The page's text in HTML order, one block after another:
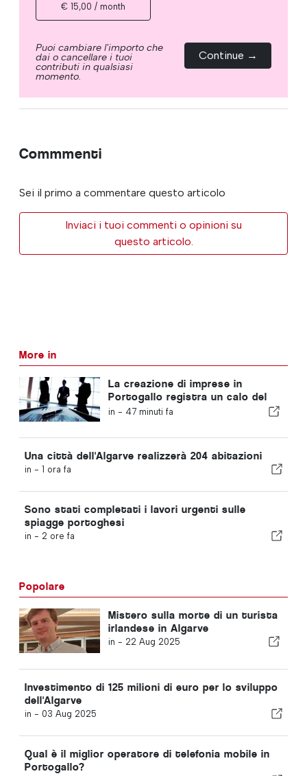
€ 15,00 / month
Puoi cambiare l'importo che
dai o cancellare i tuoi
contributi in qualsiasi
momento.
Continue →
Commmenti
Sei il primo a commentare questo articolo
Inviaci i tuoi commenti o opinioni su
questo articolo.
More in
La creazione di imprese in
Portogallo registra un calo del
4,2%
in - 47 minuti fa
Una città dell'Algarve realizzerà 204 abitazioni
in - 1 ora fa
Sono stati completati i lavori urgenti sulle
spiagge portoghesi
in - 2 ore fa
Popolare
Mistero sulla morte di un turista
irlandese in Algarve
in - 22 Aug 2025
Investimento di 125 milioni di euro per lo sviluppo
dell'Algarve
in - 03 Aug 2025
Qual è il miglior operatore di telefonia mobile in
Portogallo?